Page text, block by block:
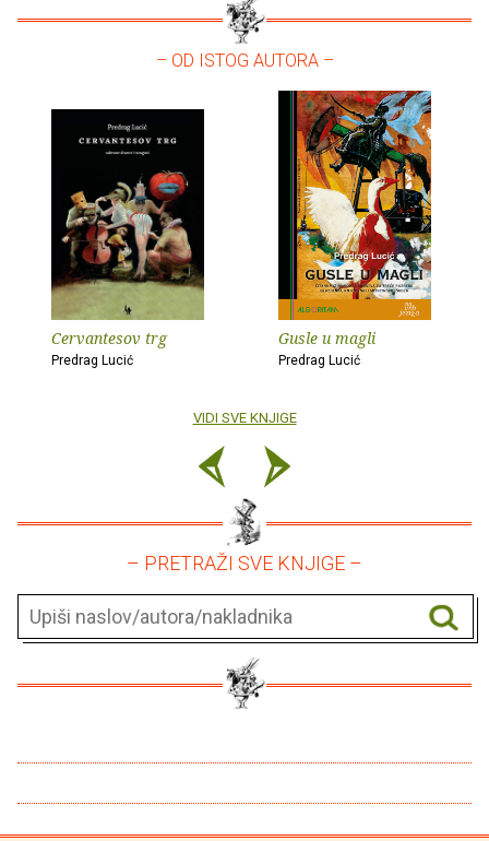
– OD ISTOG AUTORA –
Cervantesov trg
Predrag Lucić
Gusle u magli
Predrag Lucić
VIDI SVE KNJIGE
– PRETRAŽI SVE KNJIGE –